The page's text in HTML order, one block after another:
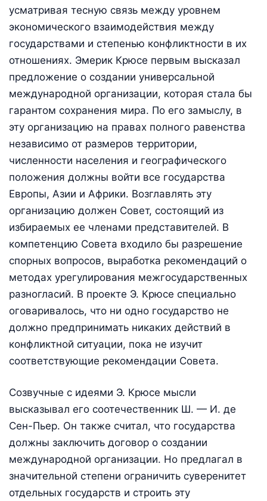
усматривая тесную связь между уровнем
экономического взаимодействия между
государствами и степенью конфликтности в их
отношениях. Эмерик Крюсе первым высказал
предложение о создании универсальной
международной организации, которая стала бы
гарантом сохранения мира. По его замыслу, в
эту организацию на правах полного равенства
независимо от размеров территории,
численности населения и географического
положения должны войти все государства
Европы, Азии и Африки. Возглавлять эту
организацию должен Совет, состоящий из
избираемых ее членами представителей. В
компетенцию Совета входило бы разрешение
спорных вопросов, выработка рекомендаций о
методах урегулирования межгосударственных
разногласий. В проекте Э. Крюсе специально
оговаривалось, что ни одно государство не
должно предпринимать никаких действий в
конфликтной ситуации, пока не изучит
соответствующие рекомендации Совета.
Созвучные с идеями Э. Крюсе мысли
высказывал его соотечественник Ш. — И. де
Сен-Пьер. Он также считал, что государства
должны заключить договор о создании
международной организации. Но предлагал в
значительной степени ограничить суверенитет
отдельных государств и строить эту